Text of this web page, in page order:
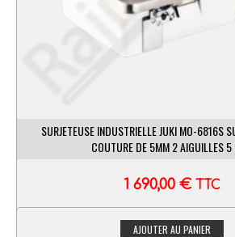
SURJETEUSE INDUSTRIELLE JUKI MO-6816S
COUTURE DE 5MM 2 AIGUILLES 5
1 690,00 € TTC
AJOUTER AU PANIER